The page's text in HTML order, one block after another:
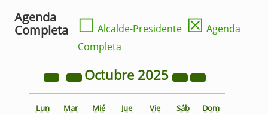
Agenda
Completa
☐ Alcalde-Presidente ☒ Agenda
Completa
Octubre 2025
Lun Mar Mié Jue Vie Sáb Dom